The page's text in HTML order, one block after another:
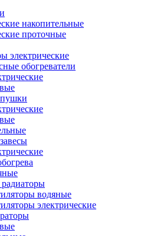
накопительные
проточные
электрические
обогреватели
водяные
электрические